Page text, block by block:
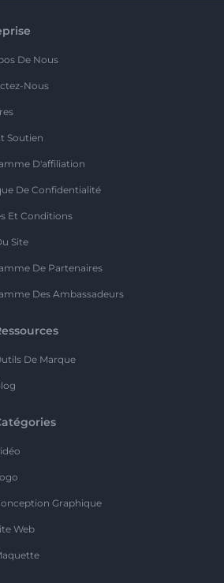
De Nous
Nous
Soutien
D'affiliation
De Confidentialité
Et Conditions
Site
De Partenaires
Des Ambassadeurs
De Marque
Graphique
Web